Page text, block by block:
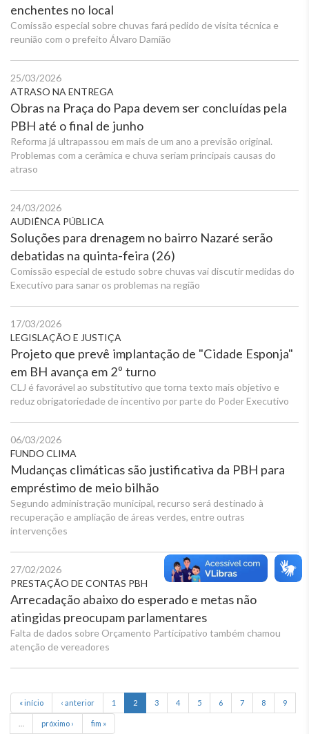
enchentes no local
Comissão especial sobre chuvas fará pedido de visita técnica e
reunião com o prefeito Álvaro Damião
25/03/2026
ATRASO NA ENTREGA
Obras na Praça do Papa devem ser concluídas pela
PBH até o final de junho
Reforma já ultrapassou em mais de um ano a previsão original.
Problemas com a cerâmica e chuva seriam principais causas do
atraso
24/03/2026
AUDIÊNCA PÚBLICA
Soluções para drenagem no bairro Nazaré serão
debatidas na quinta-feira (26)
Comissão especial de estudo sobre chuvas vai discutir medidas do
Executivo para sanar os problemas na região
17/03/2026
LEGISLAÇÃO E JUSTIÇA
Projeto que prevê implantação de "Cidade Esponja"
em BH avança em 2º turno
CLJ é favorável ao substitutivo que torna texto mais objetivo e
reduz obrigatoriedade de incentivo por parte do Poder Executivo
06/03/2026
FUNDO CLIMA
Mudanças climáticas são justificativa da PBH para
empréstimo de meio bilhão
Segundo administração municipal, recurso será destinado à
recuperação e ampliação de áreas verdes, entre outras
intervenções
27/02/2026
PRESTAÇÃO DE CONTAS PBH
Arrecadação abaixo do esperado e metas não
atingidas preocupam parlamentares
Falta de dados sobre Orçamento Participativo também chamou
atenção de vereadores
« início ‹ anterior 1 2 3 4 5 6 7 8 9
próximo › fim »